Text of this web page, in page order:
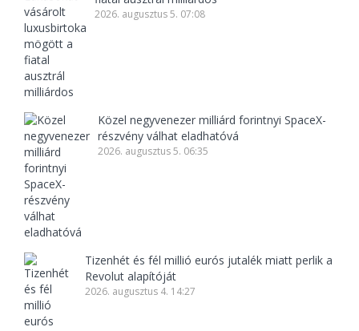
2026. augusztus 5. 07:08
Közel negyvenezer milliárd forintnyi SpaceX-
részvény válhat eladhatóvá
2026. augusztus 5. 06:35
Tizenhét és fél millió eurós jutalék miatt perlik a
Revolut alapítóját
2026. augusztus 4. 14:27